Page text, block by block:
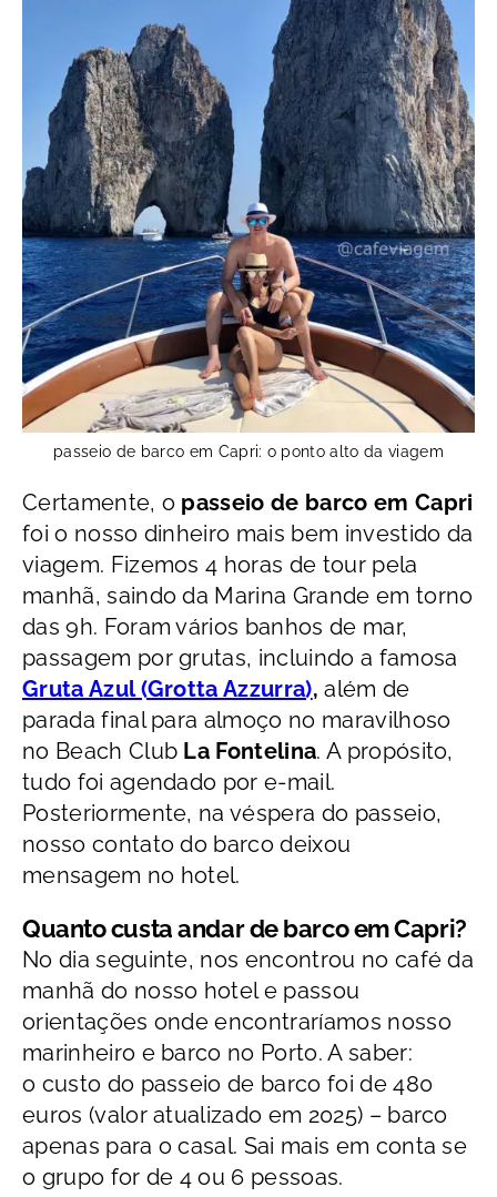
passeio de barco em Capri: o ponto alto da viagem
Certamente, o passeio de barco em Capri
foi o nosso dinheiro mais bem investido da
viagem. Fizemos 4 horas de tour pela
manhã, saindo da Marina Grande em torno
das 9h. Foram vários banhos de mar,
passagem por grutas, incluindo a famosa
Gruta Azul (Grotta Azzurra), além de
parada final para almoço no maravilhoso
no Beach Club La Fontelina. A propósito,
tudo foi agendado por e-mail.
Posteriormente, na véspera do passeio,
nosso contato do barco deixou
mensagem no hotel.
Quanto custa andar de barco em Capri?
No dia seguinte, nos encontrou no café da
manhã do nosso hotel e passou
orientações onde encontraríamos nosso
marinheiro e barco no Porto. A saber:
o custo do passeio de barco foi de 480
euros (valor atualizado em 2025) – barco
apenas para o casal. Sai mais em conta se
o grupo for de 4 ou 6 pessoas.